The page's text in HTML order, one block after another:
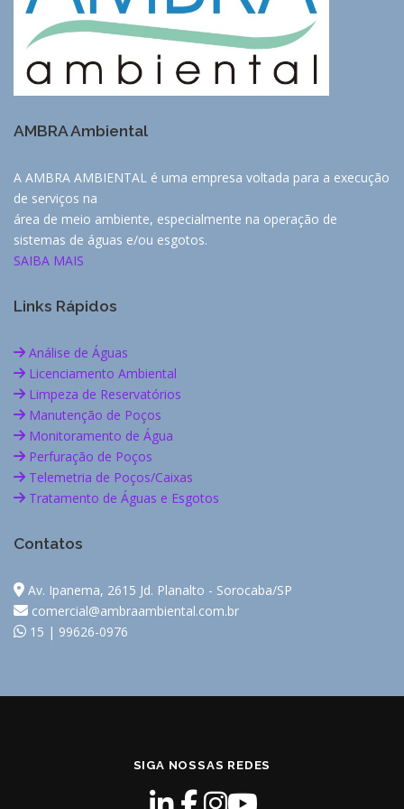
AMBRA Ambiental
A AMBRA AMBIENTAL é uma empresa voltada para a execução
de serviços na
área de meio ambiente, especialmente na operação de
sistemas de águas e/ou esgotos.
SAIBA MAIS
Links Rápidos
Análise de Águas
Licenciamento Ambiental
Limpeza de Reservatórios
Manutenção de Poços
Monitoramento de Água
Perfuração de Poços
Telemetria de Poços/Caixas
Tratamento de Águas e Esgotos
Contatos
Av. Ipanema, 2615 Jd. Planalto - Sorocaba/SP
comercial@ambraambiental.com.br
15 | 99626-0976
SIGA NOSSAS REDES